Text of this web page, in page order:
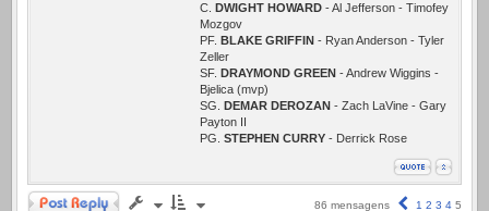
C.
DWIGHT HOWARD - Al Jefferson - Timofey
Mozgov
PF. BLAKE GRIFFIN - Ryan Anderson - Tyler
Zeller
SF. DRAYMOND GREEN - Andrew Wiggins -
Bjelica (mvp)
SG.
DEMAR DEROZAN - Zach LaVine - Gary
Payton II
PG. STEPHEN CURRY - Derrick Rose
Responder
86 mensagens Anterior
1 2 3 4 5